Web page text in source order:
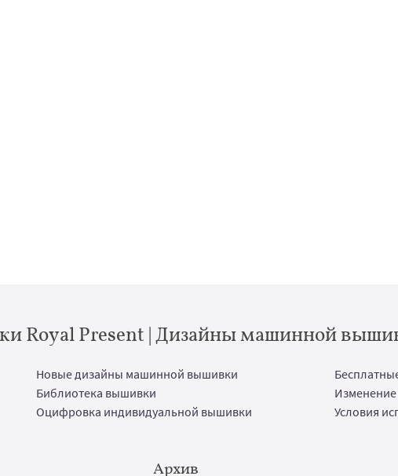
Royal Present | Дизайны машинной
Новые дизайны машинной вышивки
Библиотека вышивки
Оцифровка индивидуальной вышивки Условия
Архив